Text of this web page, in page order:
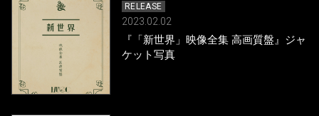
RELEASE
2023.02.02
『「新世界」映像全集 高画質盤』ジャ
ケット写真